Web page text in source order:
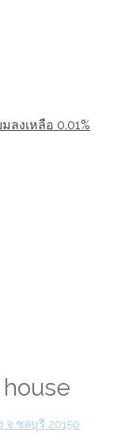
ลงเหลือ 0.01%
จ.ชลบุรี 20150